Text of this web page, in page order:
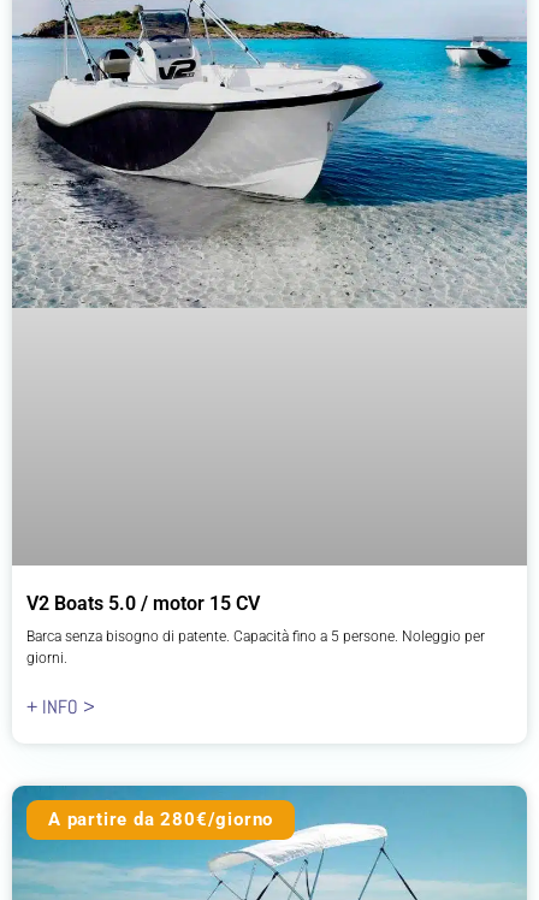
V2 Boats 5.0 / motor 15 CV
Barca senza bisogno di patente. Capacità fino a 5 persone. Noleggio per
giorni.
+ INFO >
A partire da 280€/giorno